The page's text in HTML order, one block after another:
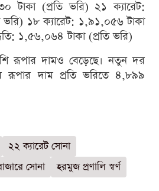
টাকা (প্রতি ভরি) ২১ ক্যারেট:
১৮ ক্যারেট: ১,৯১,০৫৬ টাকা
১,৫৬,০৬৪ টাকা (প্রতি ভরি)
রূপার দামও বেড়েছে। নতুন দর
রূপার দাম প্রতি ভরিতে ৪,৮৯৯
২২ ক্যারেট সোনা
সোনা হরমুজ প্রণালি স্বর্ণ